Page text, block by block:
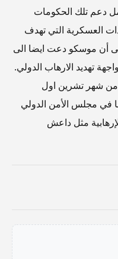
دعم تلك الحكومات
العسكرية التي تهدف
إلى أن موسكو دعت ايضا الى
تهديد الارهاب الدولي.
شهر تشرين اول
في مجلس الأمن الدولي
مثل داعش